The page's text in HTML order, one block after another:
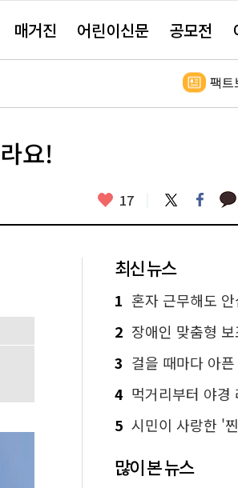
매거진 어린이신문 공모전
팩트
요!
좋
요
17 트
위
터
페
이
스
카
카
최신 뉴스
1 혼자 근무해도 안심! '
2 장애인 맞춤형 보조기기 최
3 걸을 때마다 아픈 '족저근막
4 먹거리부터 야경 라이브
5 시민이 사랑한 '찐' 로컬 명
많이 본 뉴스